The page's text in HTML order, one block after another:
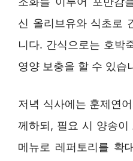
신 올리브유와 식초로
니다. 간식으로는 호박
영양 보충을 할 수 있습
저녁 식사에는 훈제연
께하되, 필요 시 양송
메뉴로 레퍼토리를 확